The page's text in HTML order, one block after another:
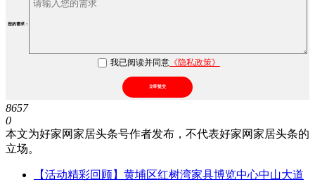
您的需求：
我已阅读并同意《隐私政策》
立即提交
8657
0
本文为好家网家居头条号作者发布，不代表好家网家居头条的
立场。
【活动精彩回顾】黄埔区红树湾家具博览中心中山大道